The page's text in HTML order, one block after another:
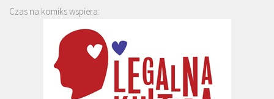
Czas na komiks wspiera: